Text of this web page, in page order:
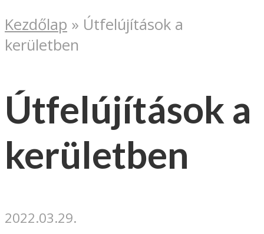
Kezdőlap » Útfelújítások a
kerületben
Útfelújítások a
kerületben
2022.03.29.